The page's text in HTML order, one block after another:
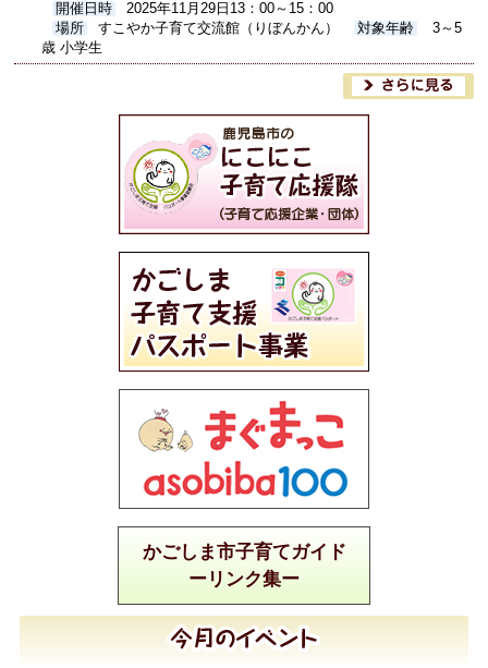
開催日時
2025年11月29日13：00～15：00
場所
すこやか子育て交流館（りぼんかん） 対象年齢
3～5
歳 小学生
かごしま市子育てガイド
ーリンク集ー